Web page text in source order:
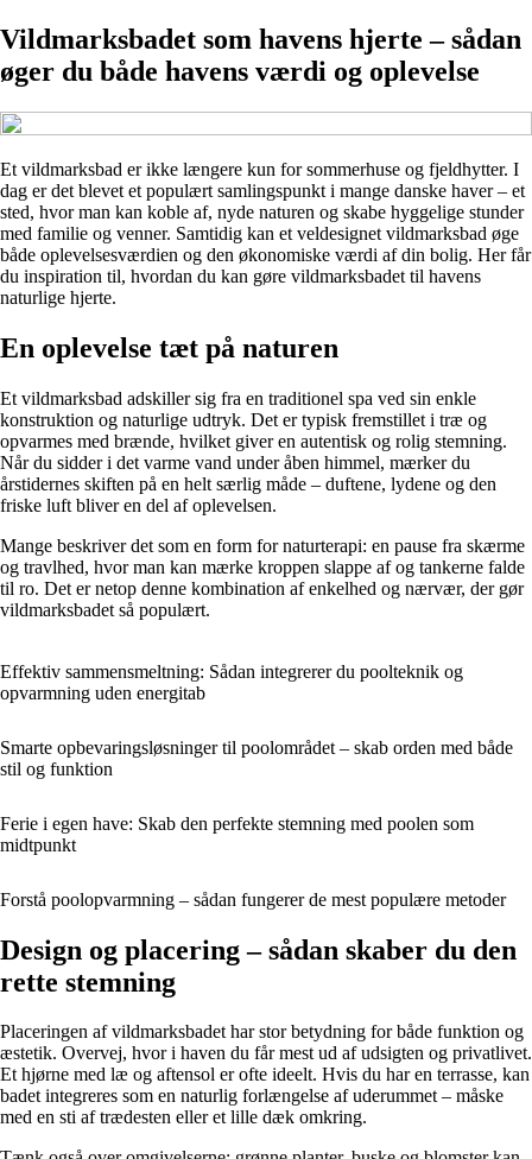
Vildmarksbadet som havens hjerte – sådan
øger du både havens værdi og oplevelse
Et vildmarksbad er ikke længere kun for sommerhuse og fjeldhytter. I
dag er det blevet et populært samlingspunkt i mange danske haver – et
sted, hvor man kan koble af, nyde naturen og skabe hyggelige stunder
med familie og venner. Samtidig kan et veldesignet vildmarksbad øge
både oplevelsesværdien og den økonomiske værdi af din bolig. Her får
du inspiration til, hvordan du kan gøre vildmarksbadet til havens
naturlige hjerte.
En oplevelse tæt på naturen
Et vildmarksbad adskiller sig fra en traditionel spa ved sin enkle
konstruktion og naturlige udtryk. Det er typisk fremstillet i træ og
opvarmes med brænde, hvilket giver en autentisk og rolig stemning.
Når du sidder i det varme vand under åben himmel, mærker du
årstidernes skiften på en helt særlig måde – duftene, lydene og den
friske luft bliver en del af oplevelsen.
Mange beskriver det som en form for naturterapi: en pause fra skærme
og travlhed, hvor man kan mærke kroppen slappe af og tankerne falde
til ro. Det er netop denne kombination af enkelhed og nærvær, der gør
vildmarksbadet så populært.
Effektiv sammensmeltning: Sådan integrerer du poolteknik og
opvarmning uden energitab
Smarte opbevaringsløsninger til poolområdet – skab orden med både
stil og funktion
Ferie i egen have: Skab den perfekte stemning med poolen som
midtpunkt
Forstå poolopvarmning – sådan fungerer de mest populære metoder
Design og placering – sådan skaber du den
rette stemning
Placeringen af vildmarksbadet har stor betydning for både funktion og
æstetik. Overvej, hvor i haven du får mest ud af udsigten og privatlivet.
Et hjørne med læ og aftensol er ofte ideelt. Hvis du har en terrasse, kan
badet integreres som en naturlig forlængelse af uderummet – måske
med en sti af trædesten eller et lille dæk omkring.